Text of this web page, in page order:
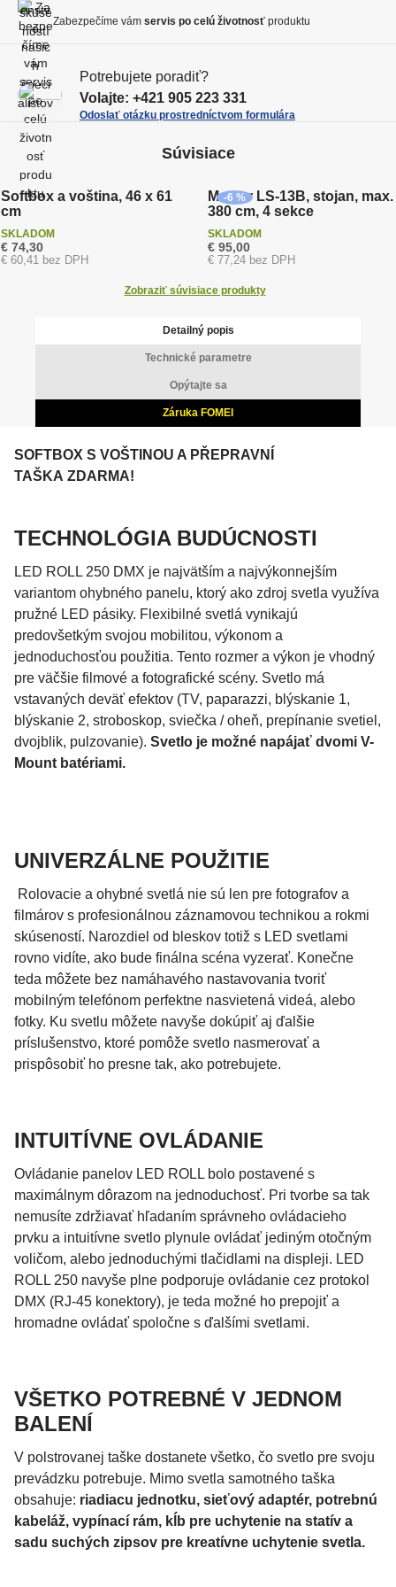
Y
t
v
o
v
o
Zabezpečíme vám servis po celú životnosť produktu
Potrebujete poradiť?
Volajte: +421 905 223 331
Odoslať otázku prostredníctvom formulára
Súvisiace
Softbox a voština, 46 x 61
cm
€ 74,30
€ 60,41 bez DPH
SKLADOM
-6 %
Master LS-13B, stojan, max.
380 cm, 4 sekce
€ 95,00
€ 77,24 bez DPH
SKLADOM
Zobraziť súvisiace produkty
Detailný popis
Technické parametre
Opýtajte sa
Záruka FOMEI
SOFTBOX S VOŠTINOU A PŘEPRAVNÍ
TAŠKA ZDARMA!
TECHNOLÓGIA BUDÚCNOSTI
LED ROLL 250 DMX je najvätším a najvýkonnejším
variantom ohybného panelu, ktorý ako zdroj svetla využíva
pružné LED pásiky. Flexibilné svetlá vynikajú
predovšetkým svojou mobilitou, výkonom a
jednoduchosťou použitia. Tento rozmer a výkon je vhodný
pre väčšie filmové a fotografické scény. Svetlo má
vstavaných deväť efektov (TV, paparazzi, blýskanie 1,
blýskanie 2, stroboskop, sviečka / oheň, prepínanie svetiel,
dvojblik, pulzovanie). Svetlo je možné napájať dvomi V-
Mount batériami.
UNIVERZÁLNE POUŽITIE
Rolovacie a ohybné svetlá nie sú len pre fotografov a
filmárov s profesionálnou záznamovou technikou a rokmi
skúseností. Narozdiel od bleskov totiž s LED svetlami
rovno vidíte, ako bude finálna scéna vyzerať. Konečne
teda môžete bez namáhavého nastavovania tvoriť
mobilným telefónom perfektne nasvietená videá, alebo
fotky. Ku svetlu môžete navyše dokúpiť aj ďalšie
príslušenstvo, ktoré pomôže svetlo nasmerovať a
prispôsobiť ho presne tak, ako potrebujete.
INTUITÍVNE OVLÁDANIE
Ovládanie panelov LED ROLL bolo postavené s
maximálnym dôrazom na jednoduchosť. Pri tvorbe sa tak
nemusíte zdržiavať hľadaním správneho ovládacieho
prvku a intuitívne svetlo plynule ovládať jediným otočným
voličom, alebo jednoduchými tlačidlami na displeji. LED
ROLL 250 navyše plne podporuje ovládanie cez protokol
DMX (RJ-45 konektory), je teda možné ho prepojiť a
hromadne ovládať spoločne s ďalšími svetlami.
VŠETKO POTREBNÉ V JEDNOM
BALENÍ
V polstrovanej taške dostanete všetko, čo svetlo pre svoju
prevádzku potrebuje. Mimo svetla samotného taška
obsahuje: riadiacu jednotku, sieťový adaptér, potrebnú
kabeláž, vypínací rám, kĺb pre uchytenie na statív a
sadu suchých zipsov pre kreatívne uchytenie svetla.